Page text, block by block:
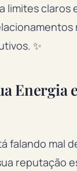
limites claros
✨
Energia e
falando mal
reputação